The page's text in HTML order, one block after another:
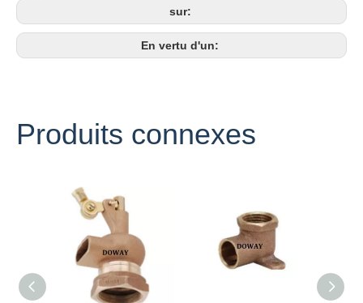
sur:
En vertu d'un:
Produits connexes